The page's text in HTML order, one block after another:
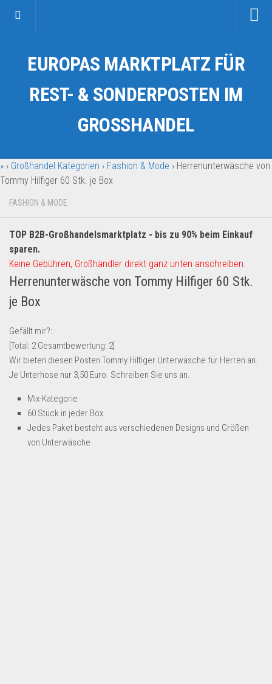
Kategorien
Auto & Motorrad
Fahrzeuge & Transport
Garten & Werkzeug
Geschäft, Büro & Schreibwaren
Geschenkartikel
Handy und Smartphone
Kosmetik & Pflege
Lebensmittel & Getränke
Multimedia & Elektro
Münzen
Spielzeug & Games
Uhren & Schmuck
Wohnen & Einrichten
Restposten-Angebote
EUROPAS MARKTPLATZ FÜR
REST- & SONDERPOSTEN IM
GROSSHANDEL
» › Großhandel Kategorien › Fashion & Mode › Herrenunterwäsche von
Tommy Hilfiger 60 Stk. je Box
FASHION & MODE
TOP B2B-Großhandelsmarktplatz - bis zu 90% beim Einkauf
sparen.
Keine Gebühren, Großhändler direkt ganz unten anschreiben.
Herrenunterwäsche von Tommy Hilfiger 60 Stk.
je Box
Gefällt mir?:
[Total: 2Gesamtbewertung: 2]
Wir bieten diesen Posten Tommy Hilfiger Unterwäsche für Herren an.
Je Unterhose nur 3,50 Euro. Schreiben Sie uns an.
Mix-Kategorie
60 Stück in jeder Box
Jedes Paket besteht aus verschiedenen Designs und Größen
von Unterwäsche